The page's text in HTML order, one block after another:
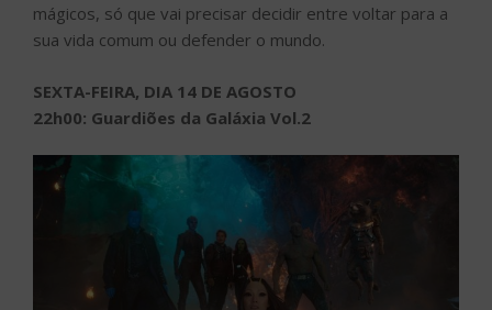
mágicos, só que vai precisar decidir entre voltar para a
sua vida comum ou defender o mundo.
SEXTA-FEIRA, DIA 14 DE AGOSTO
22h00: Guardiões da Galáxia Vol.2